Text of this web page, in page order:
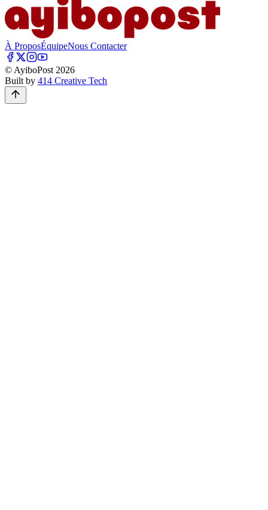
À ProposÉquipeNous Contacter
© AyiboPost 2026
Built by 414 Creative Tech